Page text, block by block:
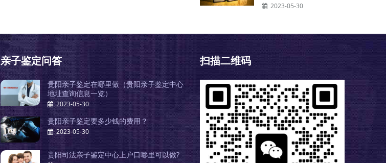
2023-05-30
亲子鉴定问答
贵阳亲子鉴定在哪里做（贵阳亲子鉴定中心
地址查询信息一览）
2023-05-30
贵阳亲子鉴定要多少钱的费用？
2023-05-30
贵阳司法亲子鉴定中心上户口哪里可以做?
扫描二维码